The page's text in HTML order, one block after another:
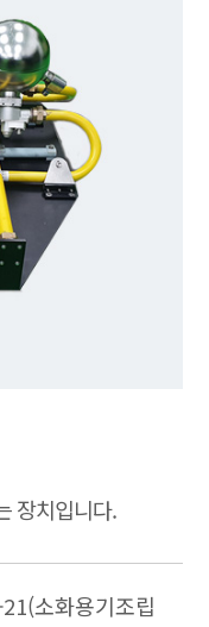
장치입니다.
소화용기조립